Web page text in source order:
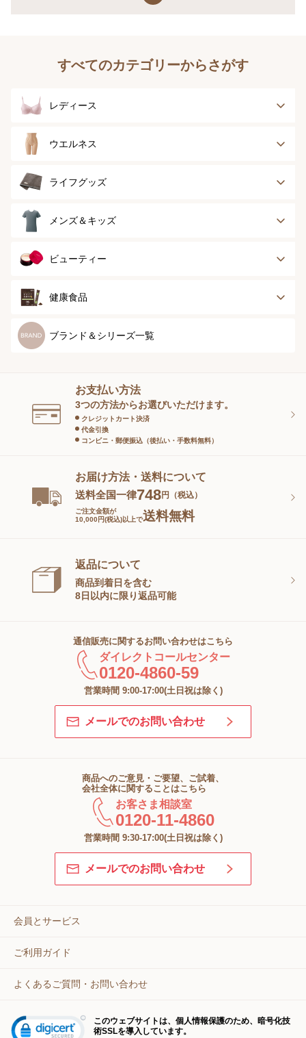
すべてのカテゴリーからさがす
レディース
ブラジャー
ボディースーツ
ランジェリー
イツ
ウエルネス
健康サポート
スポーツ
ライフグッズ
アウター
グッズ
メンズ＆キッズ
メンズトップ
メンズソックス
ビューティー
スキンケア
スペシャルケア
スキンケアグッズ
健康食品
健康食品
ブランド＆シリーズ一覧
お支払い方法
3つの方法からお選びいただけます。
クレジットカート決済
代金引換
コンビニ・郵便振込（後払い・手数料無料）
お届け方法・送料について
送料全国一律748円（税込）
ご注文金額が
10,000円(税込)以上で送料無料
返品について
商品到着日を含む
8日以内に限り返品可能
通信販売に関するお問い合わせはこちら
ダイレクトコールセンター
0120-4860-59
営業時間 9:00-17:00(土日祝は除く)
メールでのお問い合わせ
商品へのご意見・ご要望、ご試着、
会社全体に関することはこちら
お客さま相談室
0120-11-4860
営業時間 9:30-17:00(土日祝は除く)
メールでのお問い合わせ
会員とサービス
ご利用ガイド
よくあるご質問・お問い合わせ
このウェブサイトは、個人情報保護のため、暗号化技
術SSLを導入しています。